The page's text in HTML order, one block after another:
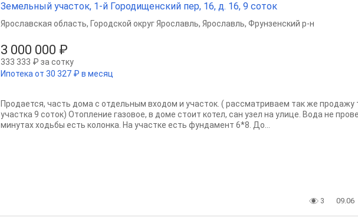
Земельный участок, 1-й Городищенский пер, 16, д. 16, 9 соток
3 000 000 ₽
333 333 ₽ за сотку
Ипотека от 30 327 ₽ в месяц
Ярославская область, Городской округ Ярославль, Ярославль, Фрунзенский р-н
Продается, часть дома с отдельным входом и участок. ( рассматриваем так же продажу
участка 9 соток) Отопление газовое, в доме стоит котел, сан узел на улице. Вода не
минутах ходьбы есть колонка. На участке есть фундамент 6*8. До...
3 09.06